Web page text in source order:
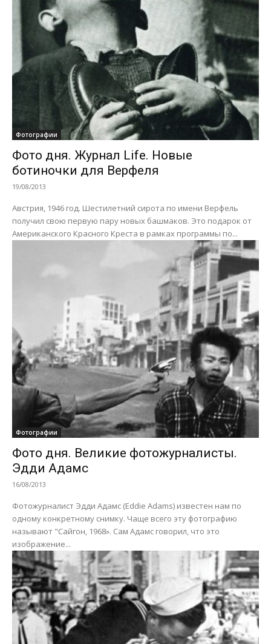
Фотографии
Фото дня. Журнал Life. Новые
ботиночки для Верфеля
19/08/2013
Австрия, 1946 год. Шестилетний сирота по имени Верфель
получил свою первую пару новых башмаков. Это подарок от
Американского Красного Креста в рамках программы по...
Фотографии
Фото дня. Великие фотожурналисты.
Эдди Адамс
16/08/2013
Фотожурналист Эдди Адамс (Eddie Adams) известен нам по
одному конкретному снимку. Чаще всего эту фотографию
называют "Сайгон, 1968». Сам Адамс говорил, что это
изображение...